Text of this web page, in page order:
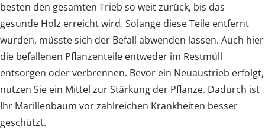
besten den gesamten Trieb so weit zurück, bis das
gesunde Holz erreicht wird. Solange diese Teile entfernt
wurden, müsste sich der Befall abwenden lassen. Auch hier
die befallenen Pflanzenteile entweder im Restmüll
entsorgen oder verbrennen. Bevor ein Neuaustrieb erfolgt,
nutzen Sie ein Mittel zur Stärkung der Pflanze. Dadurch ist
Ihr Marillenbaum vor zahlreichen Krankheiten besser
geschützt.